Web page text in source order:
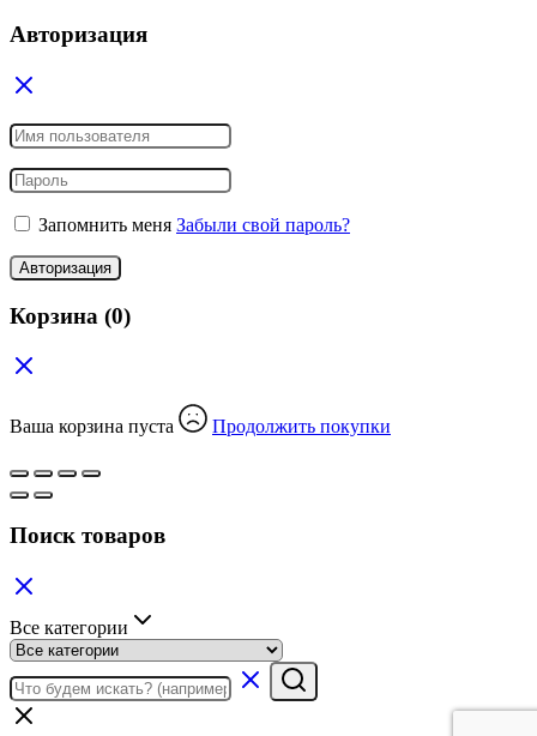
Авторизация
Запомнить меня Забыли свой пароль?
Авторизация
Корзина (0)
Ваша корзина пуста Продолжить покупки
Поиск товаров
Все категории